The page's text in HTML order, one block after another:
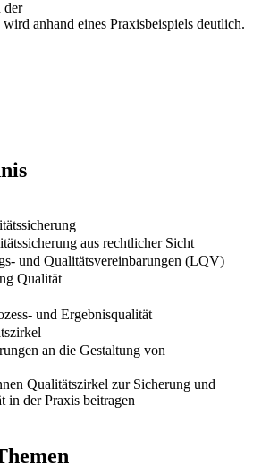
der
anhand eines Praxisbeispiels deutlich.
aus rechtlicher Sicht
und Qualitätsvereinbarungen (LQV)
Qualität
und Ergebnisqualität
an die Gestaltung von
Qualitätszirkel zur Sicherung und
in der Praxis beitragen